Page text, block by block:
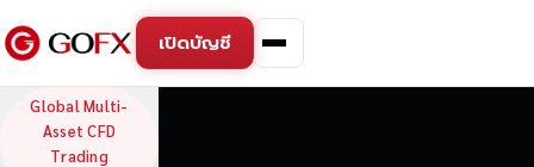
เปิดบัญชี
GoFX — Global Multi-
Global Multi-
Asset CFD
Trading